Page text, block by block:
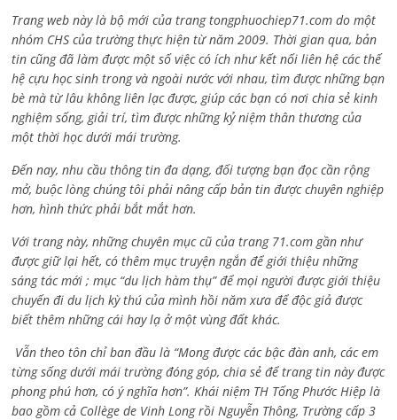
Trang web này là bộ mới của trang tongphuochiep71.com do một
nhóm CHS của trường thực hiện từ năm 2009. Thời gian qua, bản
tin cũng đã làm được một số việc có ích như kết nối liên hệ các thế
hệ cựu học sinh trong và ngoài nước với nhau, tìm được những bạn
bè mà từ lâu không liên lạc được, giúp các bạn có nơi chia sẻ kinh
nghiệm sống, giải trí, tìm được những kỷ niệm thân thương của
một thời học dưới mái trường.
Đến nay, nhu cầu thông tin đa dạng, đối tượng bạn đọc cần rộng
mở, buộc lòng chúng tôi phải nâng cấp bản tin được chuyên nghiệp
hơn, hình thức phải bắt mắt hơn.
Với trang này, những chuyên mục cũ của trang 71.com gần như
được giữ lại hết, có thêm mục truyện ngắn để giới thiệu những
sáng tác mới ; mục “du lịch hàm thụ” để mọi người được giới thiệu
chuyến đi du lịch kỳ thú của mình hồi năm xưa để độc giả được
biết thêm những cái hay lạ ở một vùng đất khác.
Vẫn theo tôn chỉ ban đầu là “Mong được các bậc đàn anh, các em
từng sống dưới mái trường đóng góp, chia sẻ để trang tin này được
phong phú hơn, có ý nghĩa hơn”. Khái niệm TH Tống Phước Hiệp là
bao gồm cả Collège de Vinh Long rồi Nguyễn Thông, Trường cấp 3